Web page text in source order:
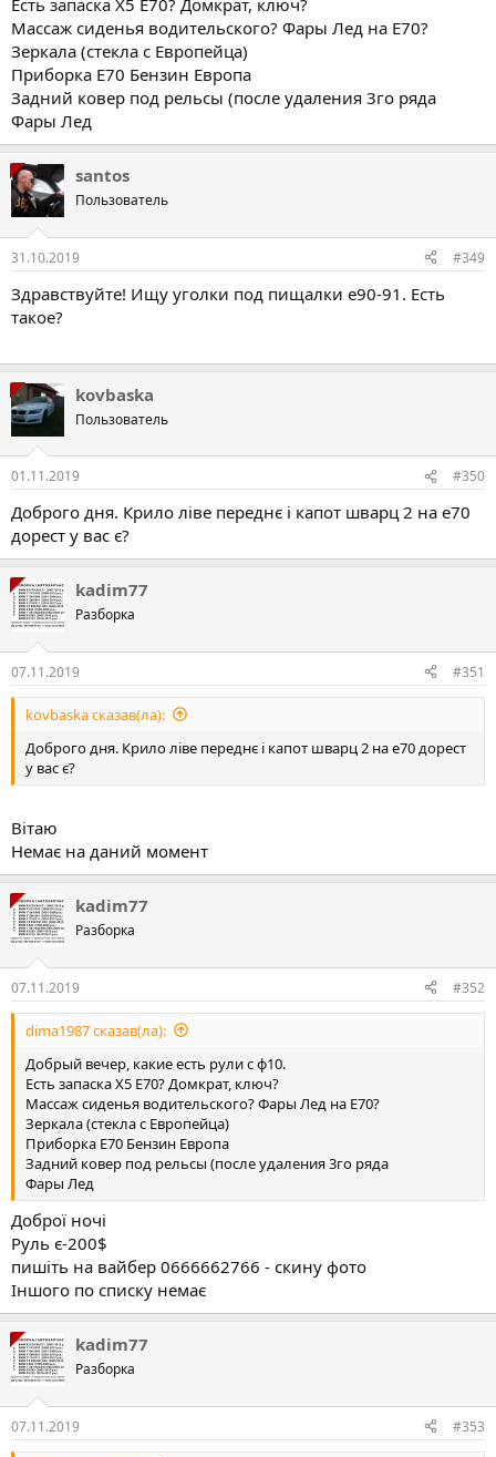
Есть запаска Х5 Е70? Домкрат, ключ?
Массаж сиденья водительского? Фары Лед на Е70?
Зеркала (стекла с Европейца)
Приборка Е70 Бензин Европа
Задний ковер под рельсы (после удаления 3го ряда
Фары Лед
santos
Пользователь
31.10.2019 #349
Здравствуйте! Ищу уголки под пищалки е90-91. Есть
такое?
kovbaska
Пользователь
01.11.2019 #350
Доброго дня. Крило ліве переднє і капот шварц 2 на е70
дорест у вас є?
kadim77
Разборка
07.11.2019 #351
kovbaska сказав(ла):
Доброго дня. Крило ліве переднє і капот шварц 2 на е70 дорест
у вас є?
Вітаю
Немає на даний момент
kadim77
Разборка
07.11.2019 #352
dima1987 сказав(ла):
Добрый вечер, какие есть рули с ф10.
Есть запаска Х5 Е70? Домкрат, ключ?
Массаж сиденья водительского? Фары Лед на Е70?
Зеркала (стекла с Европейца)
Приборка Е70 Бензин Европа
Задний ковер под рельсы (после удаления 3го ряда
Фары Лед
Доброї ночі
Руль є-200$
пишіть на вайбер 0666662766 - скину фото
Іншого по списку немає
kadim77
Разборка
07.11.2019 #353